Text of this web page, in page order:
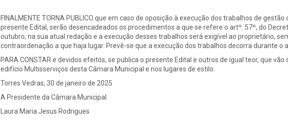
FINALMENTE TORNA PUBLICO que em caso de oposição à execução dos trabalhos de
presente Edital, serão desencadeados os procedimentos a que se refere o artº. 57º, do
outubro, na sua atual redação e a execução desses trabalhos será exigível ao proprietário,
contraordenação a que haja lugar. Prevê-se que a execução dos trabalhos decorra durante o
PARA CONSTAR e devidos efeitos, se publica o presente Edital e outros de igual teor, que
edifício Multisserviços desta Câmara Municipal e nos lugares de estilo.
Torres Vedras, 30 de janeiro de 2025
A Presidente da Câmara Municipal
Laura Maria Jesus Rodrigues